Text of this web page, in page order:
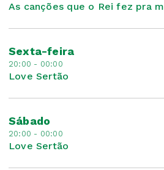
As canções que o Rei fez pra
Sexta-feira
20:00 - 00:00
Love Sertão
Sábado
20:00 - 00:00
Love Sertão